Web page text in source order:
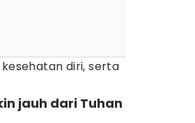
diri, serta
jauh dari Tuhan